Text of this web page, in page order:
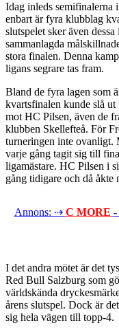
Idag inleds semifinalerna
enbart är fyra klubblag
slutspelet sker även
sammanlagda
stora finalen. Denna
ligans segrare tas fram.
Bland de fyra lagen som
kvartsfinalen kunde slå
mot HC Pilsen, även de
klubben Skellefteå. För
turneringen inte ovanligt.
varje gång tagit sig till
ligamästare. HC Pilsen i
gång tidigare och då åkte
Annons: ⇢ C MORE -
I det andra mötet är det
Red Bull Salzburg som
världskända
årens slutspel. Dock är
sig hela vägen till topp-4.